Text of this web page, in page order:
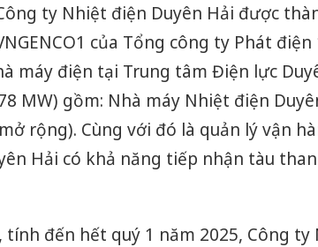
ty Nhiệt điện Duyên Hải được
của Tổng công ty Phát
máy điện tại Trung tâm Điện lực
MW) gồm: Nhà máy Nhiệt điện
rộng). Cùng với đó là quản lý vận
Hải có khả năng tiếp nhận tàu
tính đến hết quý 1 năm 2025, Công